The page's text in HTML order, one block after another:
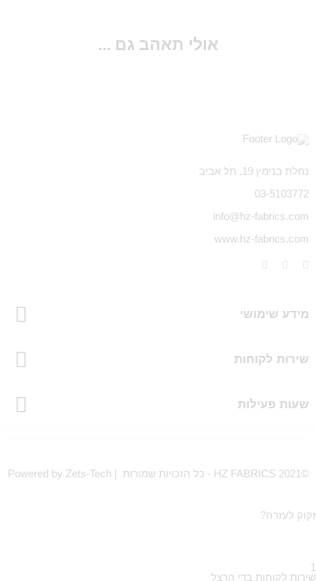
אולי תאהב גם ...
נחלת בנימין 19, תל אביב
03-5103772
info@hz-fabrics.com
www.hz-fabrics.com
מידע שימושי
שירות לקוחות
שעות פעילות
©HZ FABRICS 2021 - כל הזכויות שמורות | Powered by Zets-Tech
זקוק לעזרה?
1
שירות לקוחות בדי הרצל